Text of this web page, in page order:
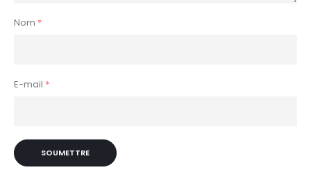
Nom *
E-mail *